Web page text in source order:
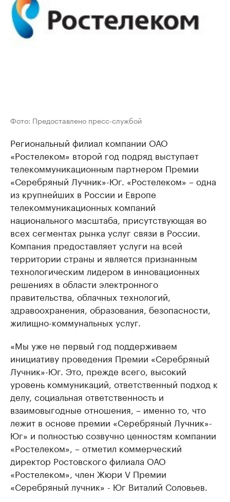
Фото: Предоставлено пресс-службой
Региональный филиал компании ОАО
«Ростелеком» второй год подряд выступает
телекоммуникационным партнером Премии
«Серебряный Лучник»-Юг. «Ростелеком» – одна
из крупнейших в России и Европе
телекоммуникационных компаний
национального масштаба, присутствующая во
всех сегментах рынка услуг связи в России.
Компания предоставляет услуги на всей
территории страны и является признанным
технологическим лидером в инновационных
решениях в области электронного
правительства, облачных технологий,
здравоохранения, образования, безопасности,
жилищно-коммунальных услуг.
«Мы уже не первый год поддерживаем
инициативу проведения Премии «Серебряный
Лучник»-Юг. Это, прежде всего, высокий
уровень коммуникаций, ответственный подход к
делу, социальная ответственность и
взаимовыгодные отношения, – именно то, что
лежит в основе премии «Серебряный Лучник»-
Юг» и полностью созвучно ценностям компании
«Ростелеком», – отметил коммерческий
директор Ростовского филиала ОАО
«Ростелеком», член Жюри V Премии
«Серебряный лучник» - Юг Виталий Соловьев.